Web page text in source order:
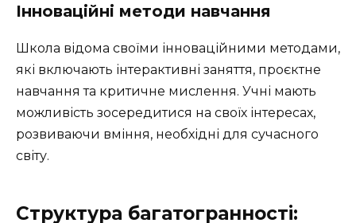
Інноваційні методи навчання
Школа відома своїми інноваційними методами,
які включають інтерактивні заняття, проєктне
навчання та критичне мислення. Учні мають
можливість зосередитися на своїх інтересах,
розвиваючи вміння, необхідні для сучасного
світу.
Структура багатогранності: